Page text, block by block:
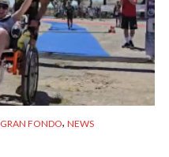
GRAN FONDO, NEWS